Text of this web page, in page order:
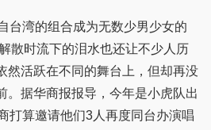
台湾的组合成为无数少男少女的
散时流下的泪水也还让不少人历
然活跃在不同的舞台上，但却再没
。据华商报报导，今年是小虎队出
打算邀请他们3人再度同台办演唱